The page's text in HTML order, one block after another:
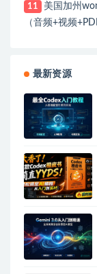
11
美国加州
（音频+视频
最新资源